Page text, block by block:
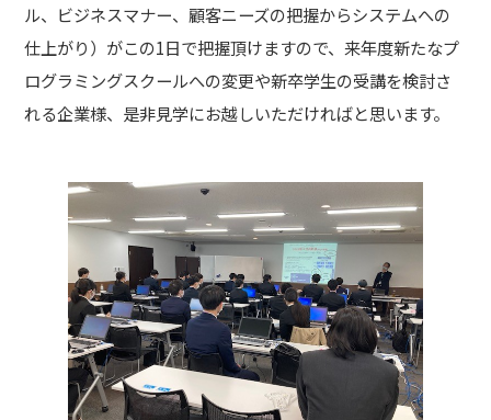
ル、ビジネスマナー、顧客ニーズの把握からシステムへの
仕上がり）がこの1日で把握頂けますので、来年度新たなプ
ログラミングスクールへの変更や新卒学生の受講を検討さ
れる企業様、是非見学にお越しいただければと思います。